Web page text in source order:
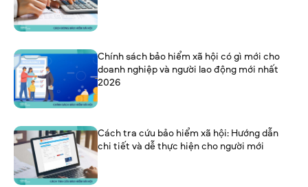
Chính sách bảo hiểm xã hội có gì mới cho
doanh nghiệp và người lao động mới nhất
2026
Cách tra cứu bảo hiểm xã hội: Hướng dẫn
chi tiết và dễ thực hiện cho người mới